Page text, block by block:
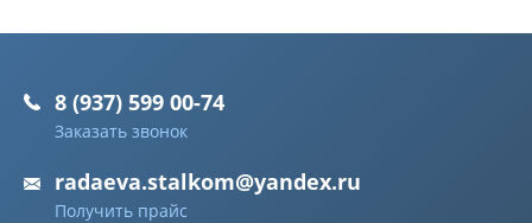
8 (937) 599 00-74
Заказать звонок
radaeva.stalkom@yandex.ru
Получить прайс